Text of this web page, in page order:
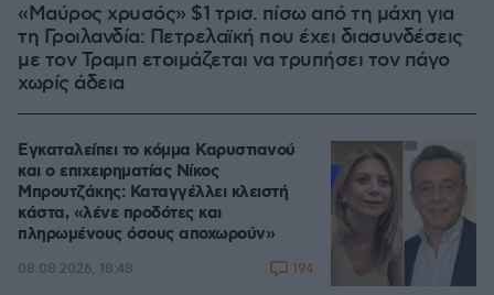
«Μαύρος χρυσός» $1 τρισ. πίσω από τη μάχη για
τη Γροιλανδία: Πετρελαϊκή που έχει διασυνδέσεις
με τον Τραμπ ετοιμάζεται να τρυπήσει τον πάγο
χωρίς άδεια
Εγκαταλείπει το κόμμα Καρυστιανού
και ο επιχειρηματίας Νίκος
Μπρουτζάκης: Καταγγέλλει κλειστή
κάστα, «λένε προδότες και
πληρωμένους όσους αποχωρούν»
08.08.2026, 18:48 194